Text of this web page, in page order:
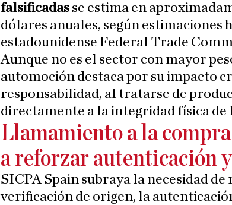
falsificadas se estima en
dólares anuales, según estimaciones
estadounidense Federal Trade
Aunque no es el sector con mayor
automoción destaca por su impacto
responsabilidad, al tratarse de
directamente a la integridad física de
Llamamiento a la
a reforzar autenticación
SICPA Spain subraya la necesidad
verificación de origen, la